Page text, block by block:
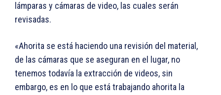
lámparas y cámaras de video, las cuales serán
revisadas.
«Ahorita se está haciendo una revisión del material,
de las cámaras que se aseguran en el lugar, no
tenemos todavía la extracción de videos, sin
embargo, es en lo que está trabajando ahorita la